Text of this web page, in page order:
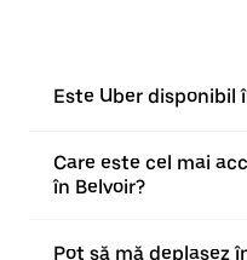
Este Uber disponibil
Care este cel mai
în Belvoir?
Pot să mă deplasez